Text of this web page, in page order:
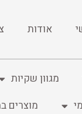
אודות
מגוון שקיות
מוצרים